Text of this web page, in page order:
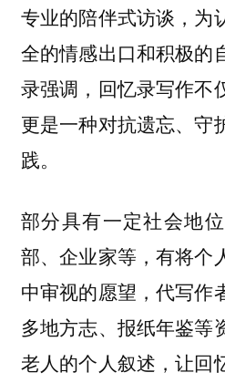
专业的陪伴式访谈，为
全的情感出口和积极的
录强调，回忆录写作不
更是一种对抗遗忘、守
践。
部分具有一定社会地
部、企业家等，有将个
中审视的愿望，代写作
多地方志、报纸年鉴等
老人的个人叙述，让回